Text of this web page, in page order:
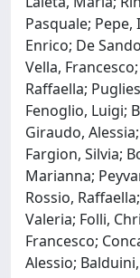
Pasquale;
Enrico; De
Vella,
Raffaella;
Fenoglio, Luigi;
Giraudo,
Fargion, Silvia;
Marianna;
Rossio,
Valeria; Folli,
Francesco;
Alessio;